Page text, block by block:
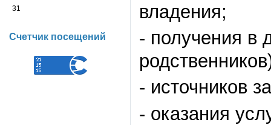
владения;
- получения в
- источников
- оказания
31
Счетчик посещений